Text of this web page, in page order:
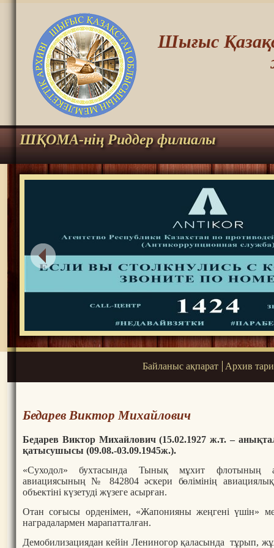
Шығыс
ШҚОМА-нің Риддер филиалы
Байланыс ақпарат Архив
Бедарев Виктор Михайлович
Бедарев Виктор Михайлович (15.02.1927 ж.т. –
қатысушысы (09.08.-03.09.1945ж.).
«Суходол» бухтасында Тынық мұхит флотының
авиациясының № 842804 әскери бөлімінің
объектіні күзетуді жүзеге асырған.
Отан соғысы орденімен, «Жапонияны жеңгені үшін»
наградалармен марапатталған.
Демобилизациядан кейін Лениногор қаласында тұрып,